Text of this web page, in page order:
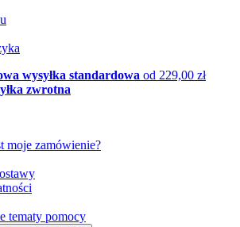
wysyłka standardowa od 229,00 zł
zwrotna
moje zamówienie?
tematy pomocy